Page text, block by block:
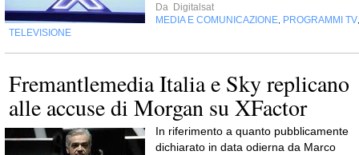
Da Digitalsat
MEDIA E COMUNICAZIONE PROGRAMMI TV
TELEVISIONE
Fremantlemedia Italia e Sky replicano
alle accuse di Morgan su XFactor
In riferimento a quanto pubblicamente
dichiarato in data odierna da Marco